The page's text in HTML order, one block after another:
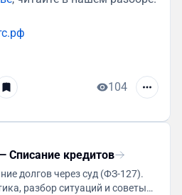
104
Списание кредитов
долгов через суд (ФЗ-127).
разбор ситуаций и советы